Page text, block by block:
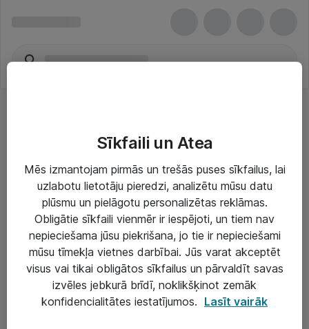
Risinājumi & Pakalpojumi
IT serviss un atbalsts
IT infrastruktūra
Darba vietu IT risinājumi
Serveri un datu centri
Sīkfaili un Atea
Mēs izmantojam pirmās un trešās puses sīkfailus, lai
uzlabotu lietotāju pieredzi, analizētu mūsu datu
plūsmu un pielāgotu personalizētas reklāmas.
Obligātie sīkfaili vienmēr ir iespējoti, un tiem nav
nepieciešama jūsu piekrišana, jo tie ir nepieciešami
mūsu tīmekļa vietnes darbībai. Jūs varat akceptēt
visus vai tikai obligātos sīkfailus un pārvaldīt savas
izvēles jebkurā brīdī, noklikšķinot zemāk
konfidencialitātes iestatījumos. Lasīt vairāk